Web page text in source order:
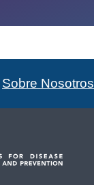
Sobre Nosotros